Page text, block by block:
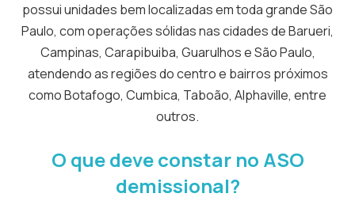
possui unidades bem localizadas em toda grande São
Paulo, com operações sólidas nas cidades de Barueri,
Campinas, Carapibuiba, Guarulhos e São Paulo,
atendendo as regiões do centro e bairros próximos
como Botafogo, Cumbica, Taboão, Alphaville, entre
outros.
O que deve constar no ASO
demissional?